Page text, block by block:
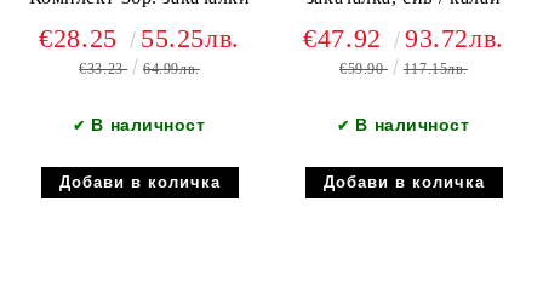
€28.25 55.25лв.
€33.23 64.99лв.
✔ В наличност
€47.92 93.72лв.
€59.90 117.15лв.
✔ В наличност